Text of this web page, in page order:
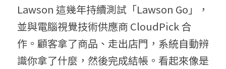
Lawson 這幾年持續測試「Lawson Go」，
並與電腦視覺技術供應商 CloudPick 合
作。顧客拿了商品、走出店門，系統自動辨
識你拿了什麼，然後完成結帳。看起來像是